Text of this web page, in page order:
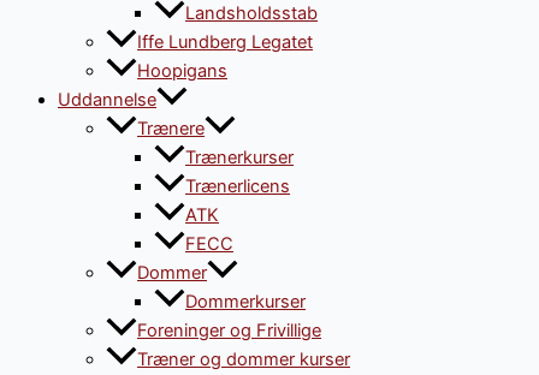
Landsholdsstab
Iffe Lundberg Legatet
Hoopigans
Uddannelse
Trænere
Trænerkurser
Trænerlicens
ATK
FECC
Dommer
Dommerkurser
Foreninger og Frivillige
Træner og dommer kurser